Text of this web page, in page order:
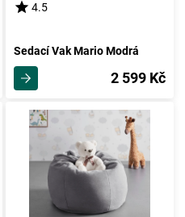
4.5
Sedací Vak Mario Modrá
2 599 Kč